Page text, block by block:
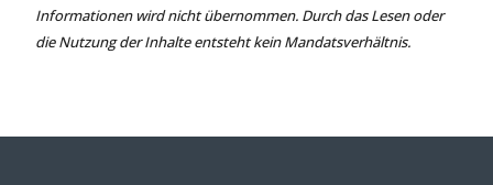
Informationen wird nicht übernommen. Durch das Lesen oder
die Nutzung der Inhalte entsteht kein Mandatsverhältnis.